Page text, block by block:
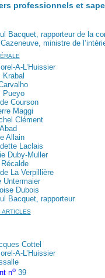
professionnels et
Bacquet, rapporteur de la
ministre de
A-L’Huissier
Krabal
Pueyo
Courson
Maggi
Clément
Allain
Laclais
Duby-Muller
La Verpillière
Untermaier
Dubois
Bacquet, rapporteur
articles
Cottel
A-L’Huissier
no 39